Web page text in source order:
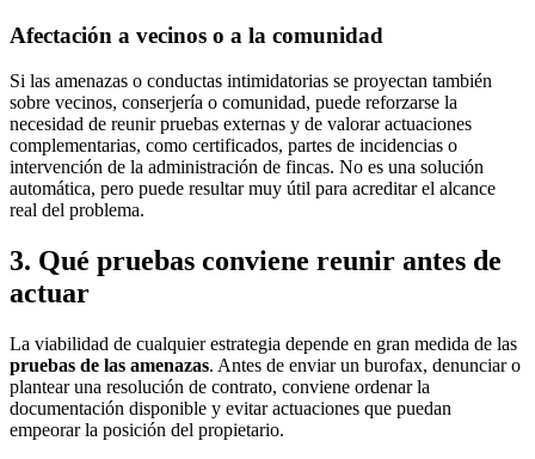
Afectación a vecinos o a la comunidad
Si las amenazas o conductas intimidatorias se proyectan también
sobre vecinos, conserjería o comunidad, puede reforzarse la
necesidad de reunir pruebas externas y de valorar actuaciones
complementarias, como certificados, partes de incidencias o
intervención de la administración de fincas. No es una solución
automática, pero puede resultar muy útil para acreditar el alcance
real del problema.
3. Qué pruebas conviene reunir antes de
actuar
La viabilidad de cualquier estrategia depende en gran medida de las
pruebas de las amenazas. Antes de enviar un burofax, denunciar o
plantear una resolución de contrato, conviene ordenar la
documentación disponible y evitar actuaciones que puedan
empeorar la posición del propietario.